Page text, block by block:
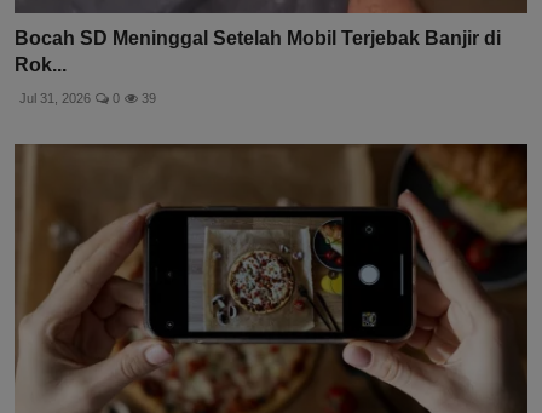
Bocah SD Meninggal Setelah Mobil Terjebak Banjir di
Rok...
Jul 31, 2026 0 39